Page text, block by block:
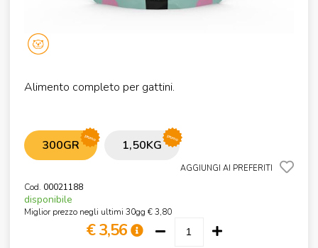
Alimento completo per gattini.
300GR promo 1,50KG promo
AGGIUNGI AI PREFERITI
Cod. 00021188
disponibile
Miglior prezzo negli ultimi 30gg € 3,80
€ 3,56